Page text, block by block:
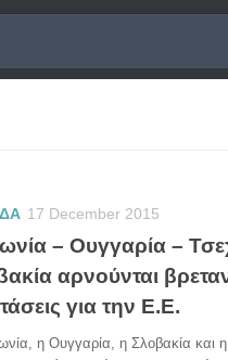
17 December 2015
– Ουγγαρία –
αρνούνται
για την Ε.Ε.
η Ουγγαρία, η Σλοβακία και η